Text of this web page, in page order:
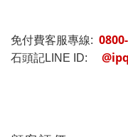
免付費客服專線:
石頭記LINE ID: